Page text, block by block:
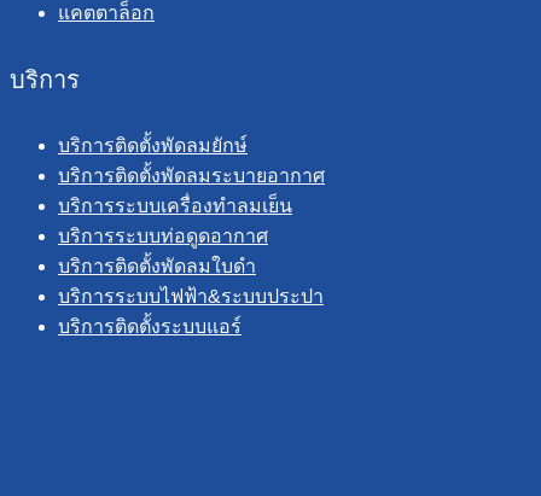
แคตตาล็อก
บริการ
บริการติดตั้งพัดลมยักษ์
บริการติดตั้งพัดลมระบายอากาศ
บริการระบบเครื่องทำลมเย็น
บริการระบบท่อดูดอากาศ
บริการติดตั้งพัดลมใบดำ
บริการระบบไฟฟ้า&ระบบประปา
บริการติดตั้งระบบแอร์